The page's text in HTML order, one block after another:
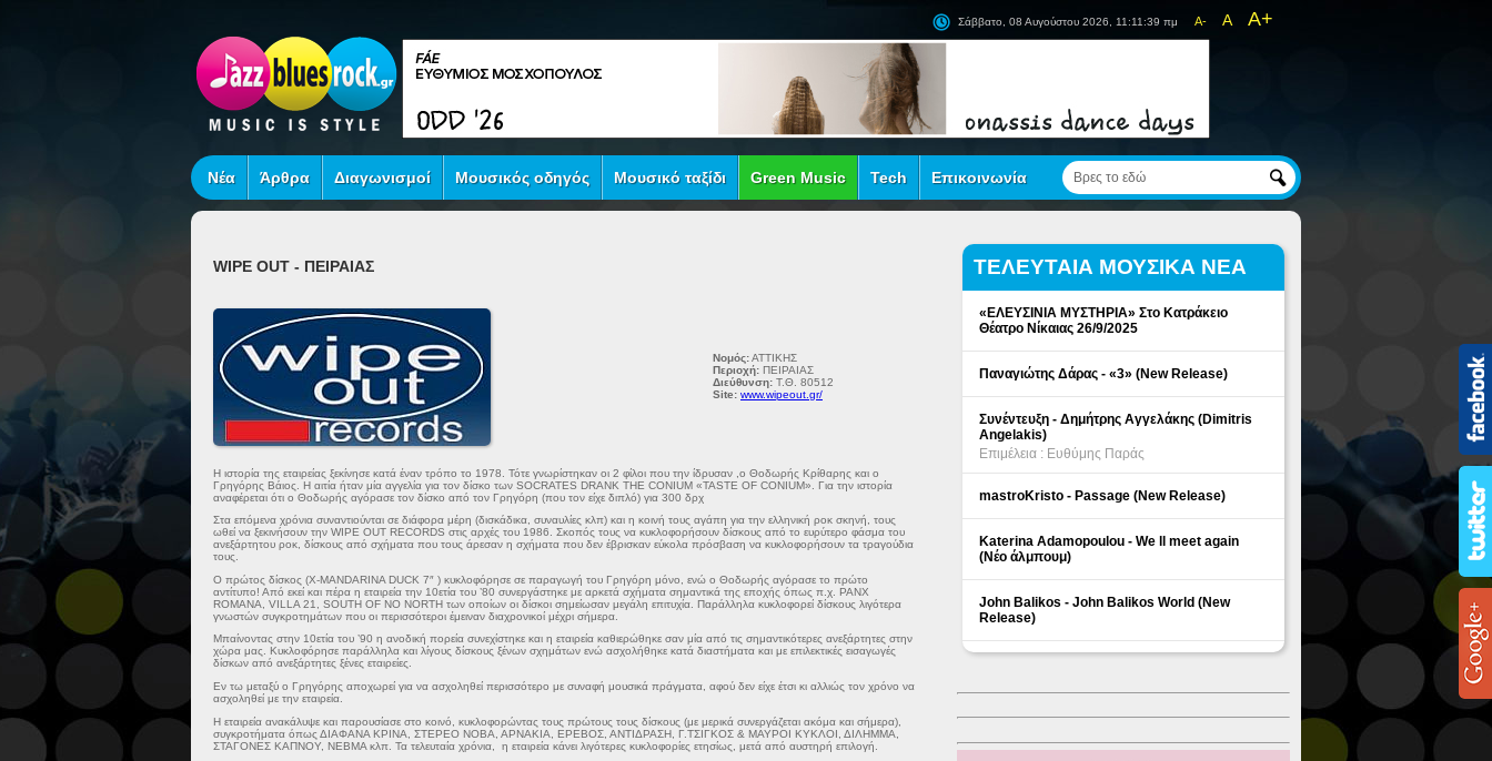
A- A A+
Σάββατο, 08 Αυγούστου 2026, 11:11:39 πμ
Νέα Άρθρα Διαγωνισμοί Μουσικός οδηγός Μουσικό ταξίδι Green Music Tech Επικοινωνία
WIPE OUT - ΠΕΙΡΑΙΑΣ
Νομός:ΑΤΤΙΚΗΣ
Περιοχή: ΠΕΙΡΑΙΑΣ
Διεύθυνση: Τ.Θ. 80512
Site: www.wipeout.gr/
Η ιστορία της εταιρείας ξεκίνησε κατά έναν τρόπο το 1978. Τότε γνωρίστηκαν οι 2 φίλοι που την ίδρυσαν ,ο Θοδωρής Κρίθαρης και ο
Γρηγόρης Βάιος. Η αιτία ήταν μία αγγελία για τον δίσκο των SOCRATES DRANK THE CONIUM «TASTE OF CONIUM». Για την ιστορία
αναφέρεται ότι ο Θοδωρής αγόρασε τον δίσκο από τον Γρηγόρη (που τον είχε διπλό) για 300 δρχ
Στα επόμενα χρόνια συναντιούνται σε διάφορα μέρη (δισκάδικα, συναυλίες κλπ) και η κοινή τους αγάπη για την ελληνική ροκ σκηνή, τους
ωθεί να ξεκινήσουν την WIPE OUT RECORDS στις αρχές του 1986. Σκοπός τους να κυκλοφορήσουν δίσκους από το ευρύτερο φάσμα του
ανεξάρτητου ροκ, δίσκους από σχήματα που τους άρεσαν η σχήματα που δεν έβρισκαν εύκολα πρόσβαση να κυκλοφορήσουν τα τραγούδια
τους.
Ο πρώτος δίσκος (X-MANDARINA DUCK 7″ ) κυκλοφόρησε σε παραγωγή του Γρηγόρη μόνο, ενώ ο Θοδωρής αγόρασε το πρώτο
αντίτυπο! Από εκεί και πέρα η εταιρεία την 10ετία του ’80 συνεργάστηκε με αρκετά σχήματα σημαντικά της εποχής όπως π.χ. PANX
ROMANA, VILLA 21, SOUTH OF NO NORTH των οποίων οι δίσκοι σημείωσαν μεγάλη επιτυχία. Παράλληλα κυκλοφορεί δίσκους λιγότερα
γνωστών συγκροτημάτων που οι περισσότεροι έμειναν διαχρονικοί μέχρι σήμερα.
Μπαίνοντας στην 10ετία του ’90 η ανοδική πορεία συνεχίστηκε και η εταιρεία καθιερώθηκε σαν μία από τις σημαντικότερες ανεξάρτητες στην
χώρα μας. Κυκλοφόρησε παράλληλα και λίγους δίσκους ξένων σχημάτων ενώ ασχολήθηκε κατά διαστήματα και με επιλεκτικές εισαγωγές
δίσκων από ανεξάρτητες ξένες εταιρείες.
Εν τω μεταξύ ο Γρηγόρης αποχωρεί για να ασχοληθεί περισσότερο με συναφή μουσικά πράγματα, αφού δεν είχε έτσι κι αλλιώς τον χρόνο να
ασχοληθεί με την εταιρεία.
Η εταιρεία ανακάλυψε και παρουσίασε στο κοινό, κυκλοφορώντας τους πρώτους τους δίσκους (με μερικά συνεργάζεται ακόμα και σήμερα),
συγκροτήματα όπως ΔΙΑΦΑΝΑ ΚΡΙΝΑ, ΣΤΕΡΕΟ ΝΟΒΑ, ΑΡΝΑΚΙΑ, ΕΡΕΒΟΣ, ΑΝΤΙΔΡΑΣΗ, Γ.ΤΣΙΓΚΟΣ & ΜΑΥΡΟΙ ΚΥΚΛΟΙ, ΔΙΛΗΜΜΑ,
ΣΤΑΓΟΝΕΣ ΚΑΠΝΟΥ, ΝΕΒΜΑ κλπ. Τα τελευταία χρόνια, η εταιρεία κάνει λιγότερες κυκλοφορίες ετησίως, μετά από αυστηρή επιλογή.
ΤΕΛΕΥΤΑΙΑ ΜΟΥΣΙΚΑ ΝΕΑ
«ΕΛΕΥΣΙΝΙΑ ΜΥΣΤΗΡΙΑ» Στο Κατράκειο
Θέατρο Νίκαιας 26/9/2025
Παναγιώτης Δάρας - «3» (New Release)
Συνέντευξη - Δημήτρης Αγγελάκης (Dimitris
Angelakis)
Επιμέλεια : Ευθύμης Παράς
mastroKristo - Passage (New Release)
Katerina Adamopoulou - We ll meet again
(Νέο άλμπουμ)
John Balikos - John Balikos World (New
Release)